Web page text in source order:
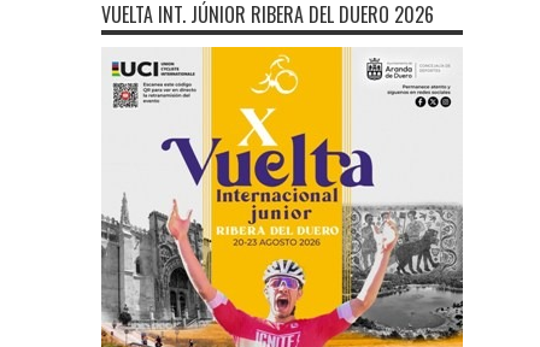
VUELTA INT. JÚNIOR RIBERA DEL DUERO 2026